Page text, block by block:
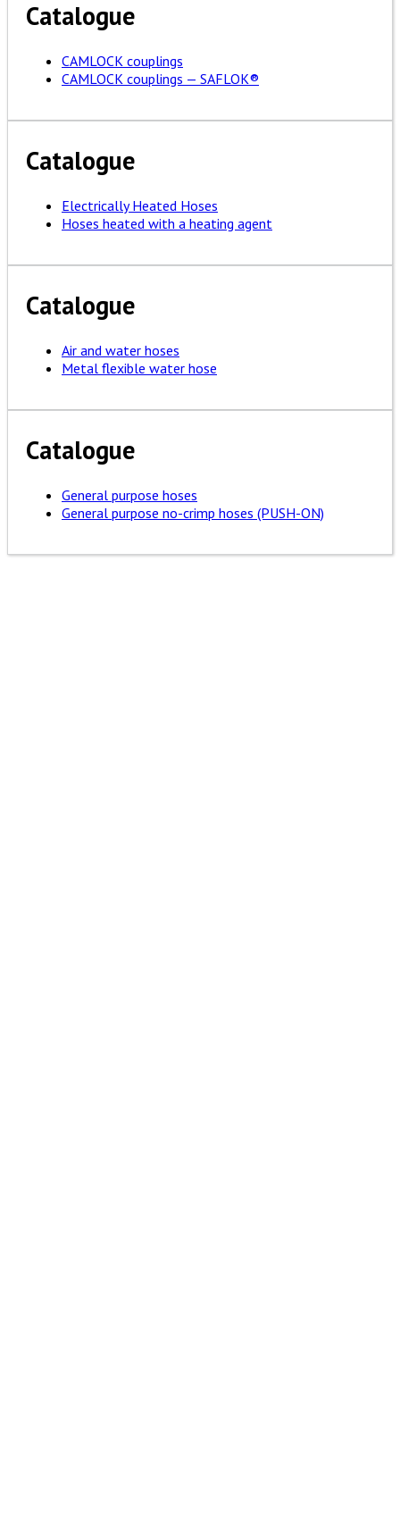
Catalogue
CAMLOCK couplings
CAMLOCK couplings — SAFLOK®
Catalogue
Electrically Heated Hoses
Hoses heated with a heating agent
Catalogue
Air and water hoses
Metal flexible water hose
Catalogue
General purpose hoses
General purpose no-crimp hoses (PUSH-ON)